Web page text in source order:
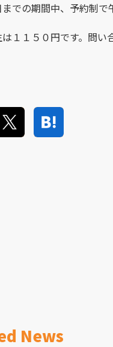
での期間中、予約制で
１１５０円です。問い
News